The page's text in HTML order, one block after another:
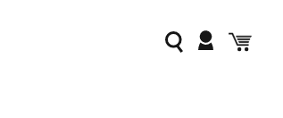
検索 ログインカー